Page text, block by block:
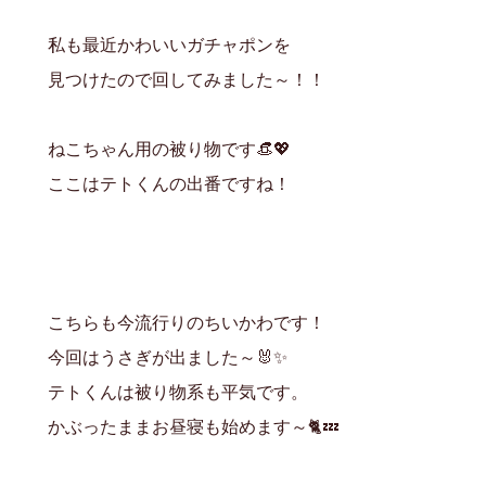
私も最近かわいいガチャポンを
見つけたので回してみました～！！
ねこちゃん用の被り物です👒💖
ここはテトくんの出番ですね！
こちらも今流行りのちいかわです！
今回はうさぎが出ました～🐰✨
テトくんは被り物系も平気です。
かぶったままお昼寝も始めます～🐈💤